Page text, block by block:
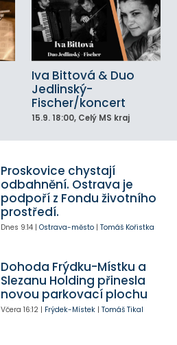
Iva Bittová & Duo
Jedlinský-
Fischer/koncert
15.9. 18:00, Celý MS kraj
Proskovice chystají
odbahnění. Ostrava je
podpoří z Fondu životního
prostředí.
Dnes 9:14| Ostrava-město| Tomáš Kořistka
Dohoda Frýdku-Místku a
Slezanu Holding přinesla
novou parkovací plochu
Včera 16:12| Frýdek-Místek| Tomáš Tikal